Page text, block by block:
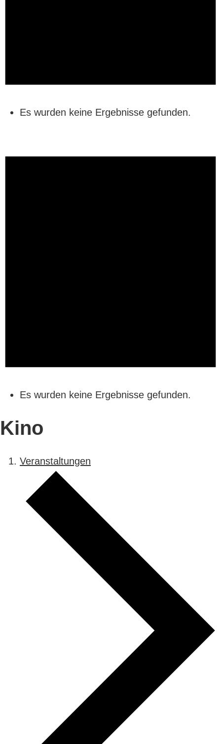
Es wurden keine Ergebnisse gefunden.
Es wurden keine Ergebnisse gefunden.
Kino
Veranstaltungen